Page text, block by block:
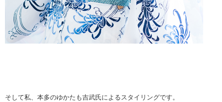
そして私、本多のゆかたも吉武氏によるスタイリングです。